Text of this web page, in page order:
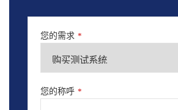
您的需求 *
您的称呼 *